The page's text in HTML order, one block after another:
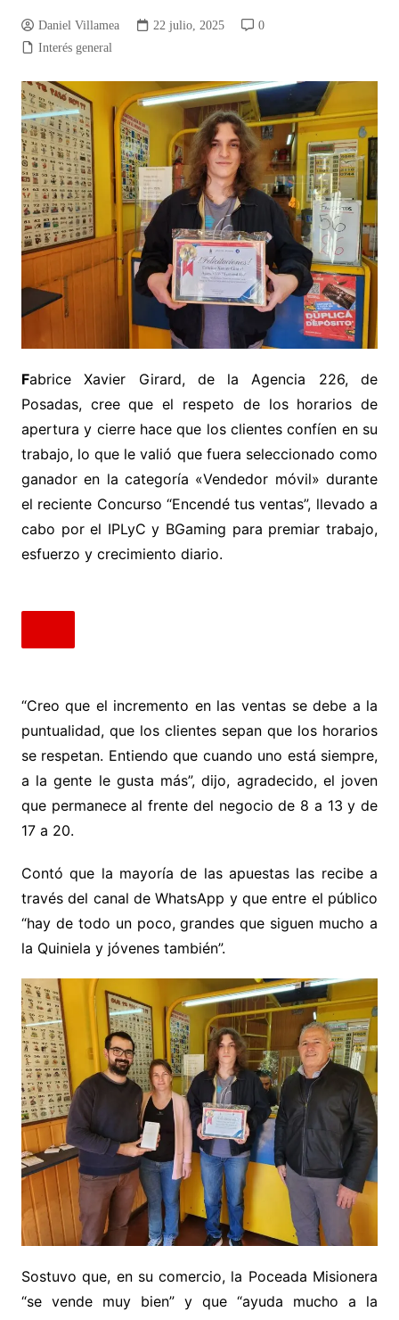
Daniel Villamea 22 julio, 2025
0
Interés general
Fabrice Xavier Girard, de la Agencia 226, de
Posadas, cree que el respeto de los horarios de
apertura y cierre hace que los clientes confíen en su
trabajo, lo que le valió que fuera seleccionado como
ganador en la categoría «Vendedor móvil» durante
el reciente Concurso “Encendé tus ventas”, llevado a
cabo por el IPLyC y BGaming para premiar trabajo,
esfuerzo y crecimiento diario.
“Creo que el incremento en las ventas se debe a la
puntualidad, que los clientes sepan que los horarios
se respetan. Entiendo que cuando uno está siempre,
a la gente le gusta más”, dijo, agradecido, el joven
que permanece al frente del negocio de 8 a 13 y de
17 a 20.
Contó que la mayoría de las apuestas las recibe a
través del canal de WhatsApp y que entre el público
“hay de todo un poco, grandes que siguen mucho a
la Quiniela y jóvenes también”.
Sostuvo que, en su comercio, la Poceada Misionera
“se vende muy bien” y que “ayuda mucho a la